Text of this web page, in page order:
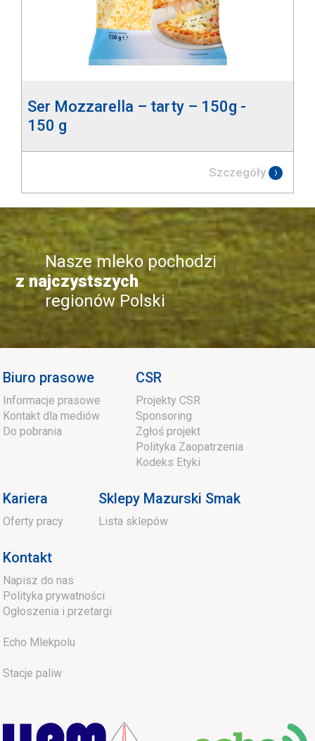
Ser Mozzarella – tarty – 150g -
150 g
Szczegóły
Nasze mleko pochodzi
z najczystszych
regionów Polski
Biuro prasowe
Informacje prasowe
Kontakt dla mediów
Do pobrania
CSR
Projekty CSR
Sponsoring
Zgłoś projekt
Polityka Zaopatrzenia
Kodeks Etyki
Kariera
Oferty pracy
Sklepy Mazurski Smak
Lista sklepów
Kontakt
Napisz do nas
Polityka prywatności
Ogłoszenia i przetargi
Echo Mlekpolu
Stacje paliw